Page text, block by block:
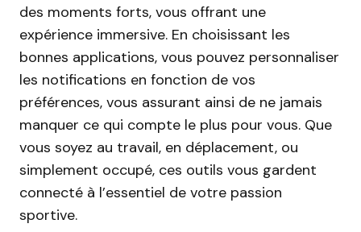
des moments forts, vous offrant une
expérience immersive. En choisissant les
bonnes applications, vous pouvez personnaliser
les notifications en fonction de vos
préférences, vous assurant ainsi de ne jamais
manquer ce qui compte le plus pour vous. Que
vous soyez au travail, en déplacement, ou
simplement occupé, ces outils vous gardent
connecté à l’essentiel de votre passion
sportive.